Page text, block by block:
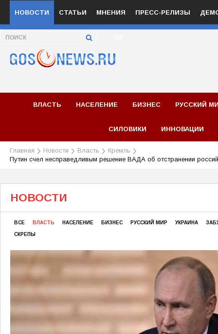
НОВОСТИ СТАТЬИ МНЕНИЯ ПРЕСС-РЕЛИЗЫ
ВЛАСТЬ НАСЕЛЕНИЕ БИЗНЕС РУССКИЙ
СИЛОВИКИ ИННОВАЦИИ
Главная Новости Власть
Кремль
Путин счел несправедливым решение ВАДА об отстранении
НОВОСТИ
ВСЕ ВЛАСТЬ НАСЕЛЕНИЕ БИЗНЕС РУССКИЙ МИР УКРАИНА
СКРЕПЫ